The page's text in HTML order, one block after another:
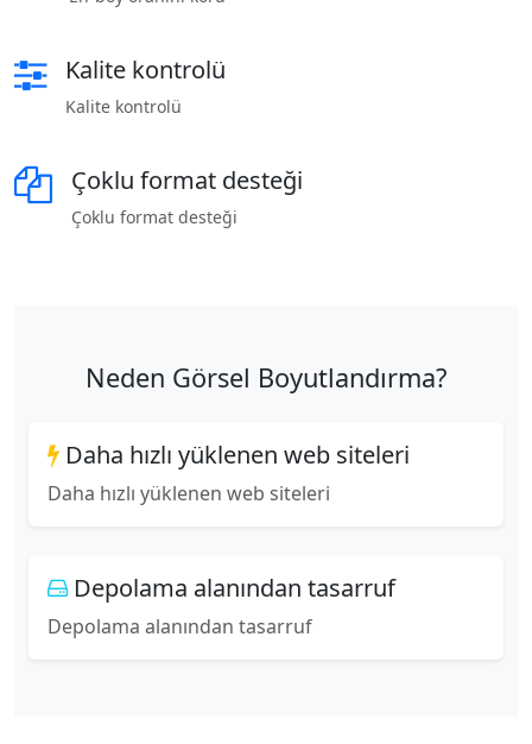
Kalite kontrolü
Kalite kontrolü
Çoklu format desteği
Çoklu format desteği
Neden Görsel Boyutlandırma?
Daha hızlı yüklenen web siteleri
Daha hızlı yüklenen web siteleri
Depolama alanından tasarruf
Depolama alanından tasarruf